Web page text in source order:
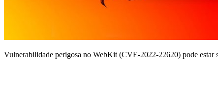
Vulnerabilidade perigosa no WebKit (CVE-2022-22620) pode estar